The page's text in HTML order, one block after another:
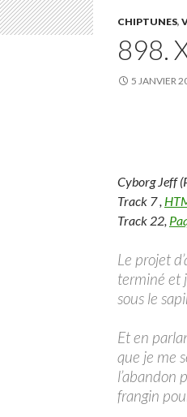
CHIPTUNES,
898.
5 JANVIER
Cyborg Jeff
Track 7 ,
Track 22,
Le projet
terminé et
sous le
Et en
que je me
l’abandon
frangin